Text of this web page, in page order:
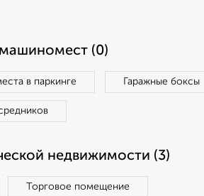
(0)
в паркинге Гаражные боксы
недвижимости (3)
Торговое помещение